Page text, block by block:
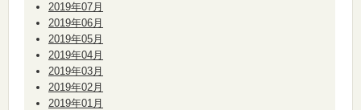
2019年07月
2019年06月
2019年05月
2019年04月
2019年03月
2019年02月
2019年01月